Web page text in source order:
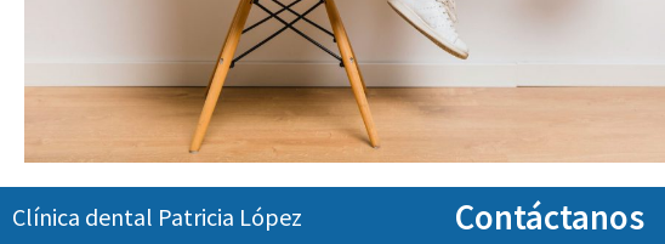
Clínica dental Patricia López
Contáctanos